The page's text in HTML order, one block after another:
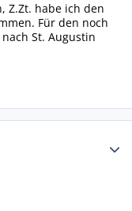
Z.Zt. habe ich den
Für den noch
St. Augustin